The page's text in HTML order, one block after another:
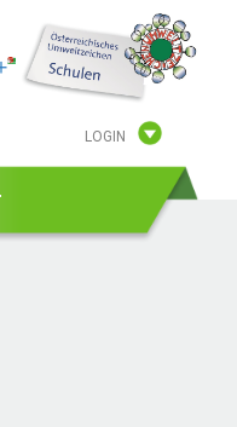
LOGIN